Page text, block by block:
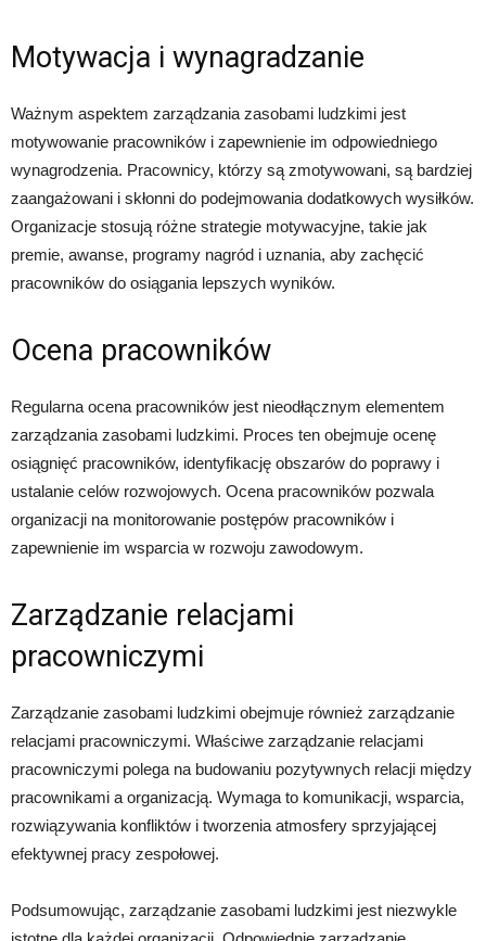
Motywacja i wynagradzanie
Ważnym aspektem zarządzania zasobami ludzkimi jest
motywowanie pracowników i zapewnienie im odpowiedniego
wynagrodzenia. Pracownicy, którzy są zmotywowani, są bardziej
zaangażowani i skłonni do podejmowania dodatkowych wysiłków.
Organizacje stosują różne strategie motywacyjne, takie jak
premie, awanse, programy nagród i uznania, aby zachęcić
pracowników do osiągania lepszych wyników.
Ocena pracowników
Regularna ocena pracowników jest nieodłącznym elementem
zarządzania zasobami ludzkimi. Proces ten obejmuje ocenę
osiągnięć pracowników, identyfikację obszarów do poprawy i
ustalanie celów rozwojowych. Ocena pracowników pozwala
organizacji na monitorowanie postępów pracowników i
zapewnienie im wsparcia w rozwoju zawodowym.
Zarządzanie relacjami
pracowniczymi
Zarządzanie zasobami ludzkimi obejmuje również zarządzanie
relacjami pracowniczymi. Właściwe zarządzanie relacjami
pracowniczymi polega na budowaniu pozytywnych relacji między
pracownikami a organizacją. Wymaga to komunikacji, wsparcia,
rozwiązywania konfliktów i tworzenia atmosfery sprzyjającej
efektywnej pracy zespołowej.
Podsumowując, zarządzanie zasobami ludzkimi jest niezwykle